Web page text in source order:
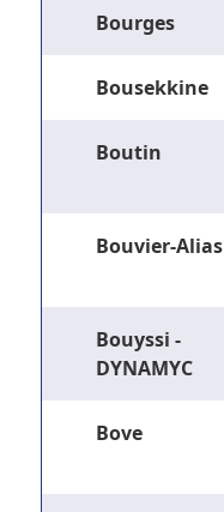
Bourges
Bousekkine
Boutin
Bouvier-Alias
Bouyssi -
DYNAMYC
Bove